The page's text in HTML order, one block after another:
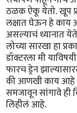
ठळक ऐकू येतो. खूप
लक्षात घेऊन हे काय
असल्याचं ध्यानात
लोच्या सारखा हा
डॉक्टरला मी
फारच ड्रेन
की आणखी काय आहे
समजावून सांगावे ही
लिहीलं आहे.